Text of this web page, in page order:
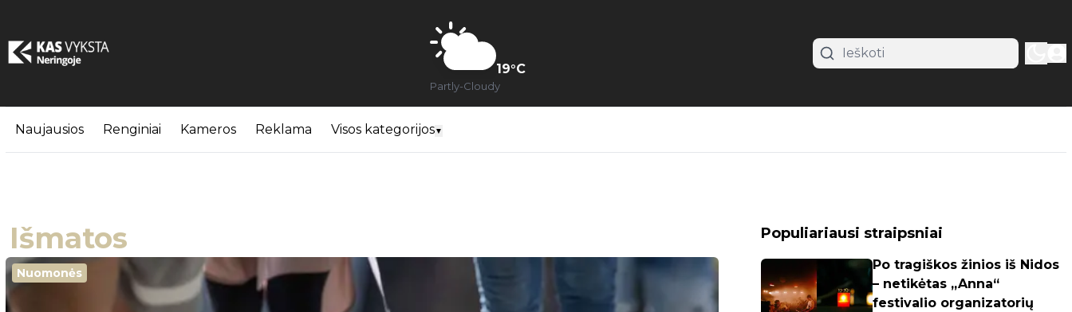
19°C
Partly-Cloudy
Naujausios Renginiai Kameros Reklama Visos kategorijos▼
Išmatos
Nuomonės
Populiariausi straipsniai
Po tragiškos žinios iš Nidos
– netikėtas „Anna“
festivalio organizatorių